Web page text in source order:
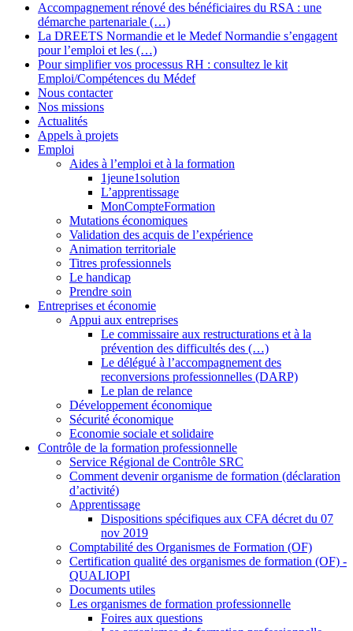
Accompagnement rénové des bénéficiaires du RSA : une
démarche partenariale (…)
La DREETS Normandie et le Medef Normandie s’engagent
pour l’emploi et les (…)
Pour simplifier vos processus RH : consultez le kit
Emploi/Compétences du Médef
Nous contacter
Nos missions
Actualités
Appels à projets
Emploi
Aides à l’emploi et à la formation
1jeune1solution
L’apprentissage
MonCompteFormation
Mutations économiques
Validation des acquis de l’expérience
Animation territoriale
Titres professionnels
Le handicap
Prendre soin
Entreprises et économie
Appui aux entreprises
Le commissaire aux restructurations et à la
prévention des difficultés des (…)
Le délégué à l’accompagnement des
reconversions professionnelles (DARP)
Le plan de relance
Développement économique
Sécurité économique
Economie sociale et solidaire
Contrôle de la formation professionnelle
Service Régional de Contrôle SRC
Comment devenir organisme de formation (déclaration
d’activité)
Apprentissage
Dispositions spécifiques aux CFA décret du 07
nov 2019
Comptabilité des Organismes de Formation (OF)
Certification qualité des organismes de formation (OF) -
QUALIOPI
Documents utiles
Les organismes de formation professionnelle
Foires aux questions